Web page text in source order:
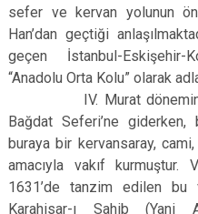
sefer ve kervan yolunun
Han’dan geçtiği
geçen İstanbul-Eskişehir-
“Anadolu Orta Kolu” olarak
IV. Murat döneminde
Bağdat Seferi’ne
buraya bir kervansaray,
amacıyla vakıf
1631’de tanzim edilen bu
Karahisar-ı Sahib (Yani